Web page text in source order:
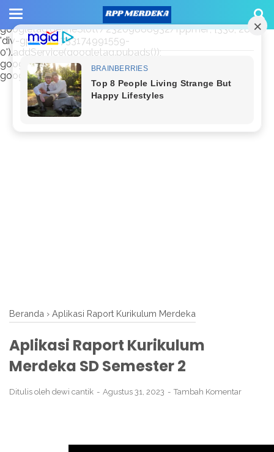
window.googletag = window.googletag || {cmd: []};
googletag.cmd.push(function() {
googletag.defineSlot('/23209888932/rppmer', [336, 280],
'div-gpt-ad-1733174991559-
0').addService(googletag.pubads());
googletag.pubads().enableSingleRequest();
googletag.enableServices(); });
Beranda › Aplikasi Raport Kurikulum Merdeka
Aplikasi Raport Kurikulum
Merdeka SD Semester 2
Ditulis oleh dewi cantik Agustus 31, 2023 Tambah Komentar